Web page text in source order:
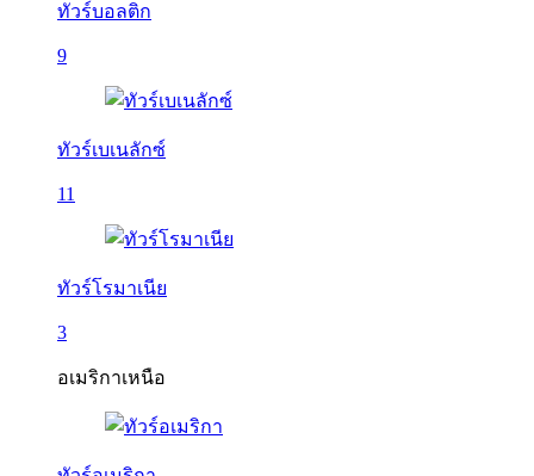
ทัวร์บอลติก
9
ทัวร์เบเนลักซ์
11
ทัวร์โรมาเนีย
3
อเมริกาเหนือ